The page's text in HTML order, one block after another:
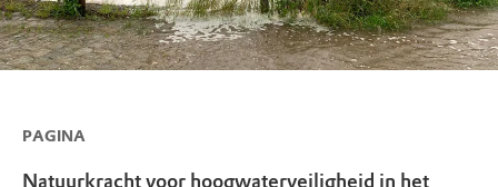
PAGINA
Natuurkracht voor hoogwaterveiligheid in het